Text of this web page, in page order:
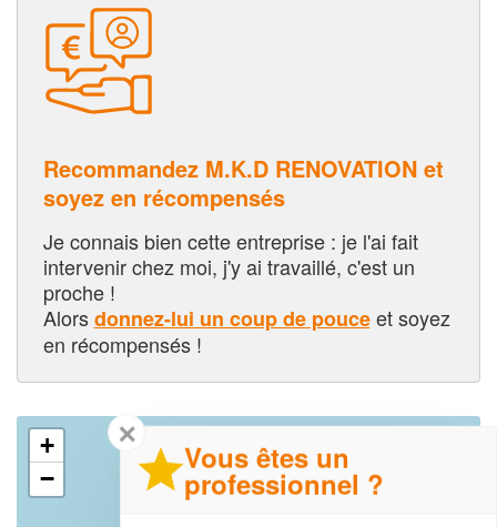
Recommandez M.K.D RENOVATION et
soyez en récompensés
Je connais bien cette entreprise : je l'ai fait
intervenir chez moi, j'y ai travaillé, c'est un
proche !
Alorsdonnez-lui un coup de pouceet soyez
en récompensés !
+
−
✕
Vous êtes un
professionnel ?